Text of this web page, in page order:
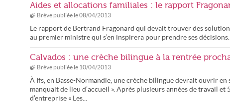
Aides et allocations familiales : le rapport
Brève publiée le08/04/2013
Le rapport de Bertrand Fragonard qui devait trouver des
au premier ministre qui s’en inspirera pour prendre ses décisions.
Calvados : une crèche bilingue à la rentrée
Brève publiée le 10/04/2013
À Ifs, en Basse-Normandie, une crèche bilingue devrait ouvrir en
manquait de lieu d’accueil ». Après plusieurs années de travail
d’entreprise « Les...